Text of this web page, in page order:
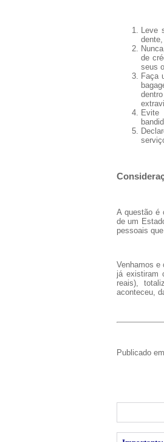
Leve
de
seus
Faça
Evite
A questão é
de um
pessoais
Venhamos e
já existiram
reais),
aconteceu,
Publicado